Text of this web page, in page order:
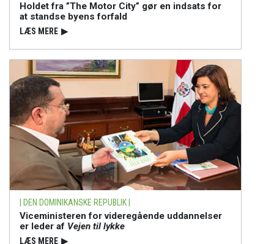
Holdet fra ”The Motor City” gør en indsats for
at standse byens forfald
LÆS MERE ▶
| DEN DOMINIKANSKE REPUBLIK |
Viceministeren for videregående uddannelser
er leder af Vejen til lykke
LÆS MERE ▶